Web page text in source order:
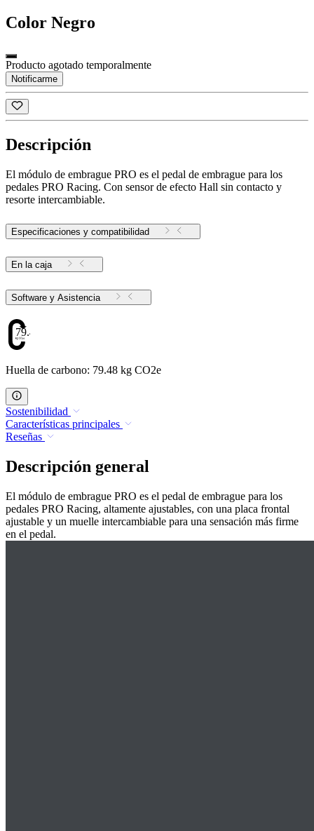
Color Negro
Producto agotado temporalmente
Notificarme
Descripción
El módulo de embrague PRO es el pedal de embrague para los
pedales PRO Racing. Con sensor de efecto Hall sin contacto y
resorte intercambiable.
Especificaciones y compatibilidad
En la caja
Software y Asistencia
79.48
Huella de carbono: 79.48 kg CO2e
Sostenibilidad
Características principales
Reseñas
Descripción general
El módulo de embrague PRO es el pedal de embrague para los
pedales PRO Racing, altamente ajustables, con una placa frontal
ajustable y un muelle intercambiable para una sensación más firme
en el pedal.